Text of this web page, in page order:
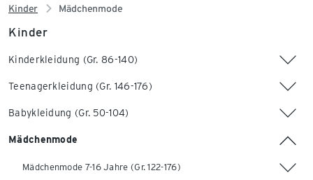
Kinder Mädchenmode
Kinder
Kinderkleidung (Gr. 86-140)
Teenagerkleidung (Gr. 146-176)
Babykleidung (Gr. 50-104)
Mädchenmode
Mädchenmode 7-16 Jahre (Gr. 122-176)